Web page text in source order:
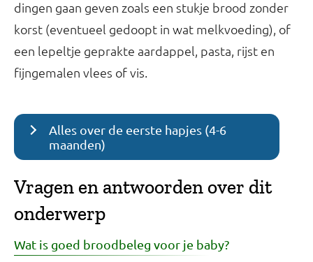
dingen gaan geven zoals een stukje brood zonder
korst (eventueel gedoopt in wat melkvoeding), of
een lepeltje geprakte aardappel, pasta, rijst en
fijngemalen vlees of vis.
Alles over de eerste hapjes (4-6
maanden)
Vragen en antwoorden over dit
onderwerp
Wat is goed broodbeleg voor je baby?